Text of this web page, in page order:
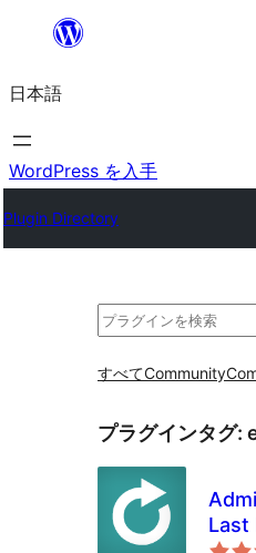
を
ス
キ
プ
日本語
WordPress を入手
Plugin Directory
検
すべてCommunity
プラグインタグ:
Last